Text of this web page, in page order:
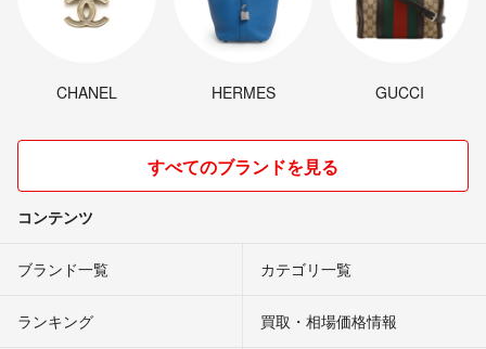
CHANEL HERMES GUCCI
すべてのブランドを見る
コンテンツ
ブランド一覧 カテゴリ一覧
ランキング 買取・相場価格情報